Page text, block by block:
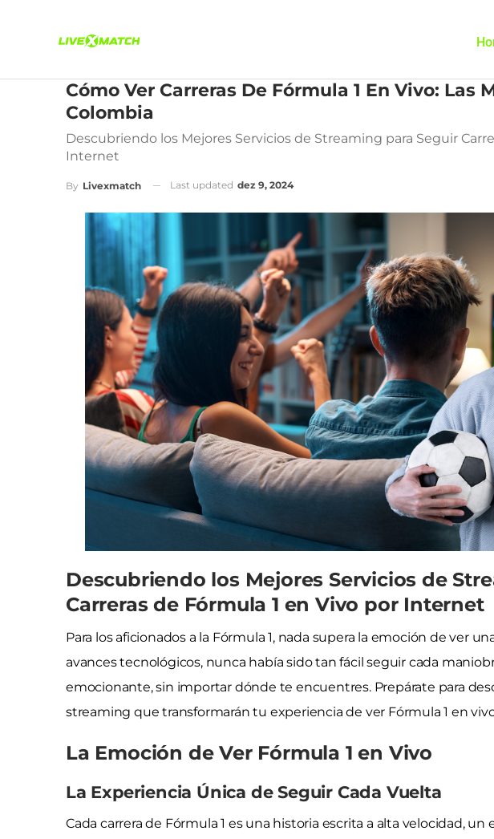
Cómo Ver Carreras De Fórmula 1 En Vivo: Las
Colombia
Descubriendo los Mejores Servicios de Streaming para Seguir
Internet
By Livexmatch Last updated dez 9, 2024
Descubriendo los Mejores Servicios de
Carreras de Fórmula 1 en Vivo por Internet
Para los aficionados a la Fórmula 1, nada supera la emoción de ver
avances tecnológicos, nunca había sido tan fácil seguir cada
emocionante, sin importar dónde te encuentres. Prepárate para
streaming que transformarán tu experiencia de ver Fórmula 1 en
La Emoción de Ver Fórmula 1 en Vivo
La Experiencia Única de Seguir Cada Vuelta
Cada carrera de Fórmula 1 es una historia escrita a alta velocidad,